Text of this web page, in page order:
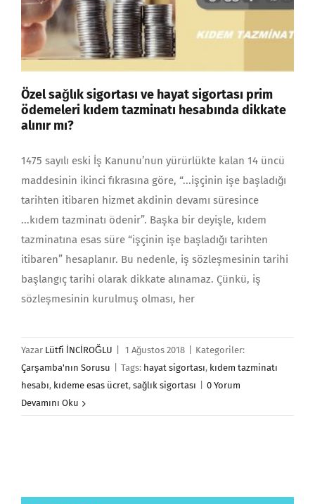
Özel sağlık sigortası ve hayat sigortası prim
ödemeleri kıdem tazminatı hesabında dikkate
alınır mı?
1475 sayılı eski İş Kanunu’nun yürürlükte kalan 14 üncü
maddesinin ikinci fıkrasına göre, “...işçinin işe başladığı
tarihten itibaren hizmet akdinin devamı süresince
...kıdem tazminatı ödenir”. Başka bir deyişle, kıdem
tazminatına esas süre “işçinin işe başladığı tarihten
itibaren” hesaplanır. Bu nedenle, iş sözleşmesinin tarihi
başlangıç tarihi olarak dikkate alınamaz. Çünkü, iş
sözleşmesinin kurulmuş olması, her
Yazar Lütfi İNCİROĞLU 1 Ağustos 2018
Kategoriler:
Çarşamba'nın Sorusu
Tags: hayat sigortası, kıdem tazminatı
hesabı, kıdeme esas ücret, sağlık sigortası
0 Yorum
Devamını Oku